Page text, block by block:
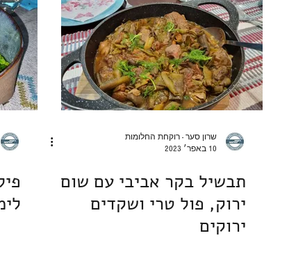
פסטה אורז דגנים קטניות שוקולד מאפי שמרים | לחמים
מאפינס ועוגות בחושות ארוחות ערוכות מארחת
שרון סער - רוקחת החלומות
10 באפר׳ 2023
תבשיל בקר אביבי עם שום
ירוק, פול טרי ושקדים
ירוקים